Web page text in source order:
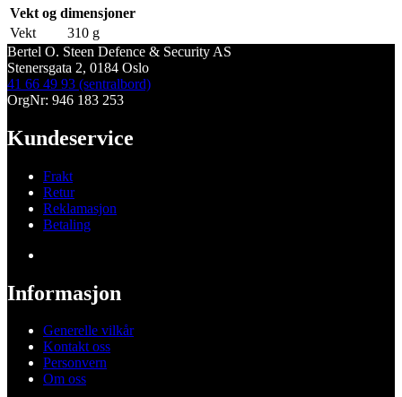
Vekt og dimensjoner
Vekt
310 g
Bertel O. Steen Defence & Security AS
Stenersgata 2, 0184 Oslo
41 66 49 93 (sentralbord)
OrgNr: 946 183 253
Kundeservice
Frakt
Retur
Reklamasjon
Betaling
Informasjon
Generelle vilkår
Kontakt oss
Personvern
Om oss